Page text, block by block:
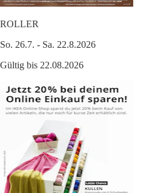
ROLLER
So. 26.7. - Sa. 22.8.2026
Gültig bis 22.08.2026